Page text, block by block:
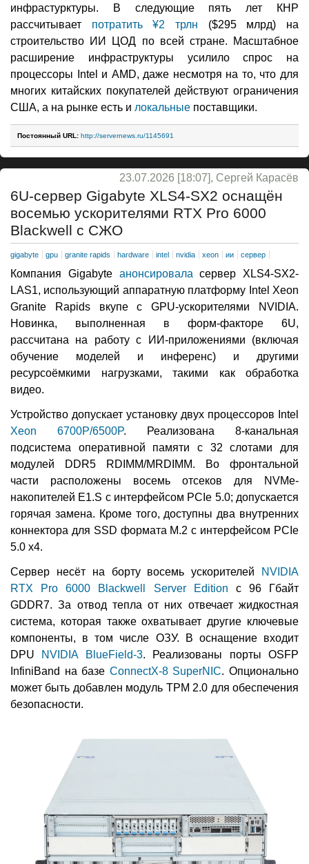
инфрастурктуры. В следующие пять лет КНР
рассчитывает потратить ¥2 трлн ($295 млрд) на
строительство ИИ ЦОД по всей стране. Масштабное
расширение инфраструктуры усилило спрос на
процессоры Intel и AMD, даже несмотря на то, что для
многих китайских покупателей действуют ограничения
США, а на рынке есть и локальные поставщики.
Постоянный URL: http://servernews.ru/1145691
23.07.2026 [18:07], Сергей Карасёв
6U-сервер Gigabyte XLS4-SX2 оснащён
восемью ускорителями RTX Pro 6000
Blackwell с СЖО
gigabyte gpu granite rapids hardware intel nvidia xeon ии сервер
Компания Gigabyte анонсировала сервер XLS4-SX2-
LAS1, использующий аппаратную платформу Intel Xeon
Granite Rapids вкупе с GPU-ускорителями NVIDIA.
Новинка, выполненная в форм-факторе 6U,
рассчитана на работу с ИИ-приложениями (включая
обучение моделей и инференс) и другими
ресурсоёмкими нагрузками, такими как обработка
видео.
Устройство допускает установку двух процессоров Intel
Xeon 6700P/6500P. Реализована 8-канальная
подсистема оперативной памяти с 32 слотами для
модулей DDR5 RDIMM/MRDIMM. Во фронтальной
части расположены восемь отсеков для NVMe-
накопителей E1.S с интерфейсом PCIe 5.0; допускается
горячая замена. Кроме того, доступны два внутренних
коннектора для SSD формата M.2 с интерфейсом PCIe
5.0 x4.
Сервер несёт на борту восемь ускорителей
NVIDIA
RTX Pro 6000 Blackwell Server Edition с 96 Гбайт
GDDR7. За отвод тепла от них отвечает жидкостная
система, которая также охватывает другие ключевые
компоненты, в том числе ОЗУ. В оснащение входит
DPU NVIDIA BlueField-3. Реализованы порты OSFP
InfiniBand на базе ConnectX-8 SuperNIC. Опционально
может быть добавлен модуль TPM 2.0 для обеспечения
безопасности.